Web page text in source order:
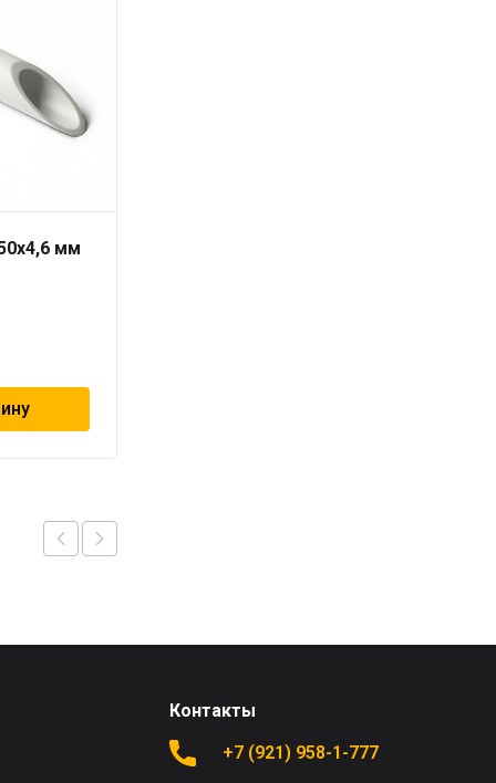
мм
Контакты
+7 (921) 958-1-777